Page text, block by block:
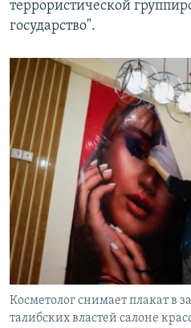
террористической
государство".
Косметолог снимает плакат в
талибских властей салоне